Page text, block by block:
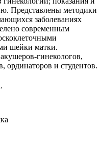
Представлены методики
заболеваниях
современным
шейки матки.
гинекологов,
ординаторов и студентов.